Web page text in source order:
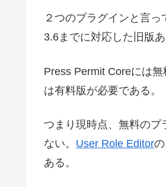
２つのプラグインと言
3.6までに対応した旧版
Press Permit Coreには
は有料版が必要である。
つまり現時点、無料のプ
ない。 User Role Editor
ある。